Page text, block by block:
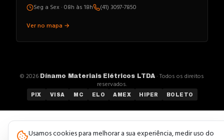
Seg a Sex · 08h às 18h
(41) 3097-7850
Ver no mapa →
©2026 Dínamo Materiais Elétricos LTDA· Todos os direitos
reservados.
PIX VISA MC ELO AMEX HIPER BOLETO
Usamos cookies para melhorar a sua experiência, medir uso do